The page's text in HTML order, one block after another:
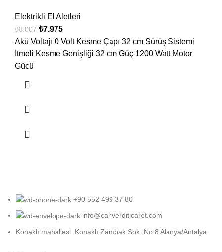
Elektrikli El Aletleri
₺8.007 ₺7.975
Akü Voltajı 0 Volt Kesme Çapı 32 cm Sürüş Sistemi
İtmeli Kesme Genişliği 32 cm Güç 1200 Watt Motor
Gücü
+90 552 499 37 80
info@canverditicaret.com
Konaklı mahallesi. Konaklı Zambak Sok. No:8 Alanya/Antalya